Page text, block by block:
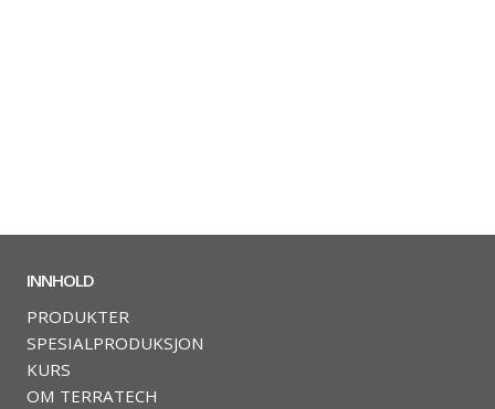
INNHOLD
PRODUKTER
SPESIALPRODUKSJON
KURS
OM TERRATECH